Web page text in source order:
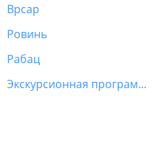
Врсар
Ровинь
Рабац
Экскурсионная программа Хорватия